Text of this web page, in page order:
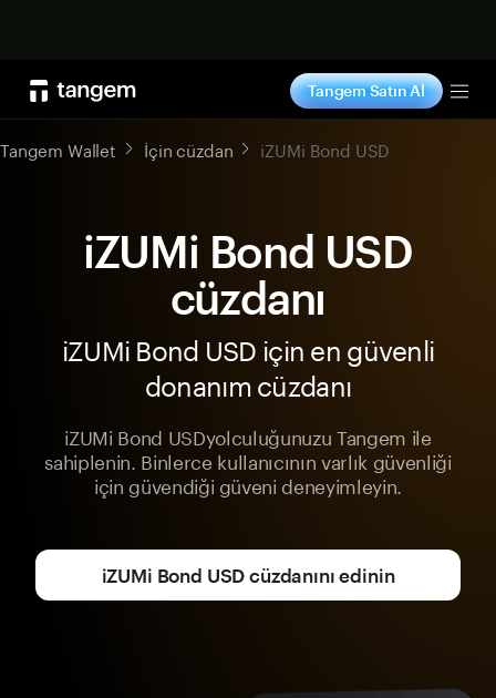
Tangem Satın Al
Tangem Wallet İçin cüzdan iZUMi Bond USD
iZUMi Bond USD
cüzdanı
iZUMi Bond USD için en güvenli
donanım cüzdanı
iZUMi Bond USDyolculuğunuzu Tangem ile
sahiplenin. Binlerce kullanıcının varlık güvenliği
için güvendiği güveni deneyimleyin.
iZUMi Bond USD cüzdanını edinin